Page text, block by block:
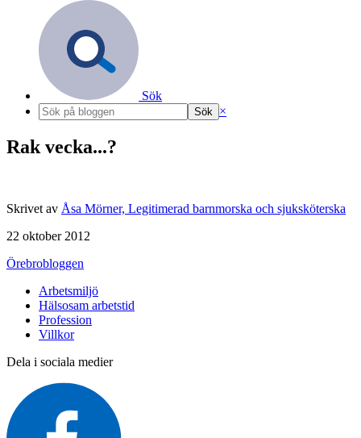
Sök
×
Rak vecka...?
Skrivet av Åsa Mörner, Legitimerad barnmorska och sjuksköterska
22 oktober 2012
Örebrobloggen
Arbetsmiljö
Hälsosam arbetstid
Profession
Villkor
Dela i sociala medier